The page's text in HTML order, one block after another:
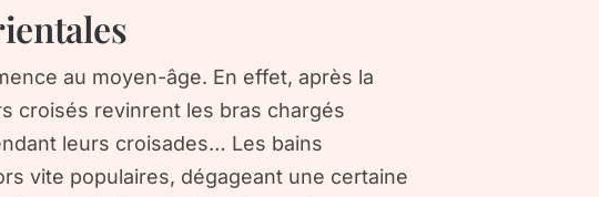
au moyen-âge. En effet, après la
croisés revinrent les bras chargés
leurs croisades… Les bains
vite populaires, dégageant une certaine